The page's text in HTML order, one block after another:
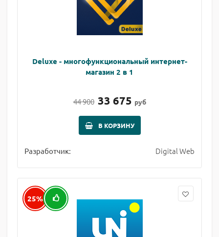
Deluxe - многофункциональный интернет-
магазин 2 в 1
44 900 33 675 руб
В КОРЗИНУ
Разработчик: Digital Web
25%